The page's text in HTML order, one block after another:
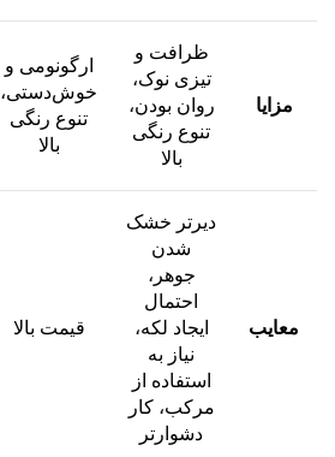
مزایا
ظرافت و
تیزی نوک،
روان بودن،
تنوع رنگی
بالا
ارگونومی و
خوش‌دستی،
تنوع رنگی
بالا
معایب
دیرتر خشک
شدن
جوهر،
احتمال
ایجاد لکه،
نیاز به
استفاده از
مرکب، کار
دشوارتر
قیمت بالا